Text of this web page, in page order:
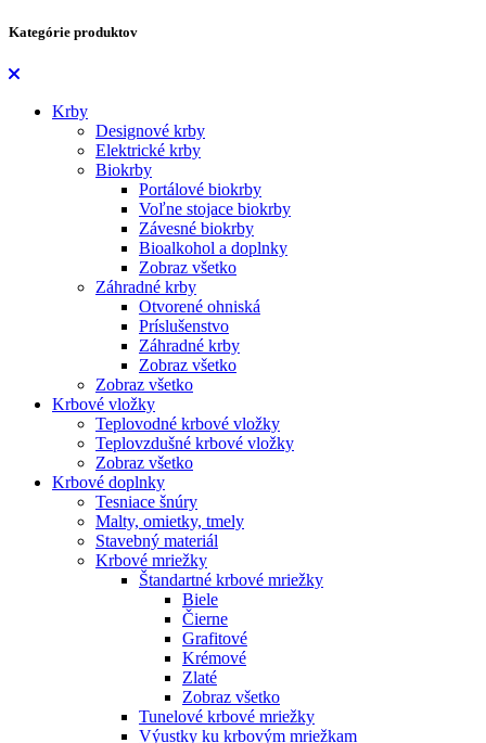
Kategórie produktov
Krby
Designové krby
Elektrické krby
Biokrby
Portálové biokrby
Voľne stojace biokrby
Závesné biokrby
Bioalkohol a doplnky
Zobraz všetko
Záhradné krby
Otvorené ohniská
Príslušenstvo
Záhradné krby
Zobraz všetko
Zobraz všetko
Krbové vložky
Teplovodné krbové vložky
Teplovzdušné krbové vložky
Zobraz všetko
Krbové doplnky
Tesniace šnúry
Malty, omietky, tmely
Stavebný materiál
Krbové mriežky
Štandartné krbové mriežky
Biele
Čierne
Grafitové
Krémové
Zlaté
Zobraz všetko
Tunelové krbové mriežky
Výustky ku krbovým mriežkam